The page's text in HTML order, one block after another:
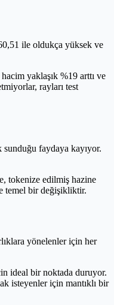
ile oldukça yüksek ve
yaklaşık %19 arttı ve
rayları test
sunduğu faydaya kayıyor.
tokenize edilmiş hazine
temel bir değişikliktir.
yönelenler için her
ideal bir noktada duruyor.
isteyenler için mantıklı bir